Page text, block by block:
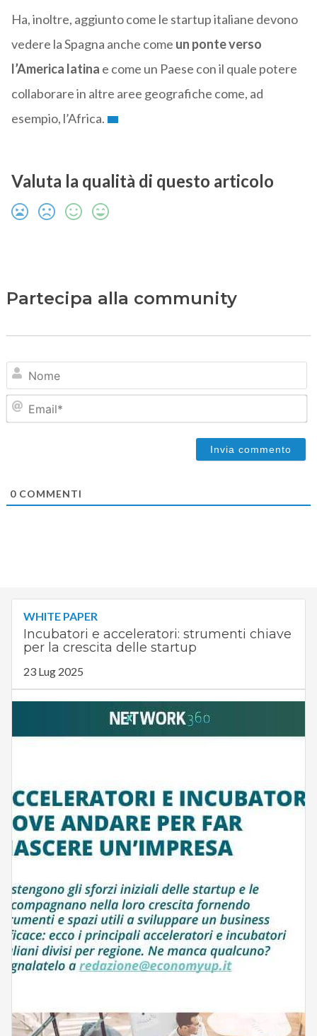
Ha, inoltre, aggiunto come le startup italiane devono
vedere la Spagna anche come un ponte verso
l’America latina e come un Paese con il quale potere
collaborare in altre aree geografiche come, ad
esempio, l’Africa.
Valuta la qualità di questo articolo
Partecipa alla community
0COMMENTI
WHITE PAPER
Incubatori e acceleratori: strumenti chiave
per la crescita delle startup
23 Lug 2025